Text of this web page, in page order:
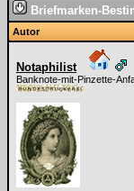
Briefmarken-
Autor
Notaphilist
Banknote-mit-Pinzette-